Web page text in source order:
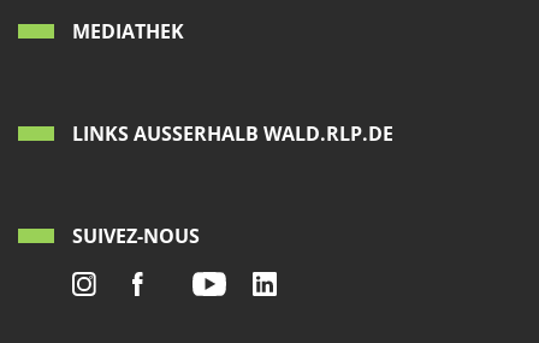
MEDIATHEK
LINKS AUSSERHALB WALD.RLP.DE
SUIVEZ-NOUS